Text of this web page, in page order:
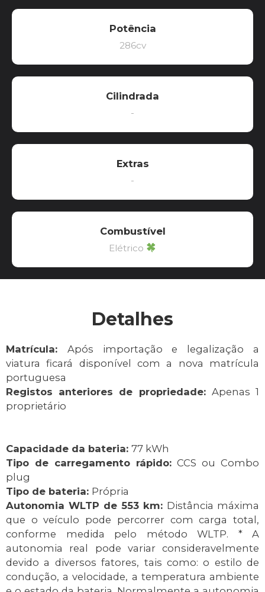
Potência
286cv
Cilindrada
-
Extras
-
Combustível
Elétrico
Detalhes
Matrícula: Após importação e legalização a
viatura ficará disponível com a nova matrícula
portuguesa
Registos anteriores de propriedade: Apenas 1
proprietário
Capacidade da bateria: 77 kWh
Tipo de carregamento rápido:CCS ou Combo
plug
Tipo de bateria: Própria
Autonomia WLTP de 553 km: Distância máxima
que o veículo pode percorrer com carga total,
conforme medida pelo método WLTP. * A
autonomia real pode variar consideravelmente
devido a diversos fatores, tais como: o estilo de
condução, a velocidade, a temperatura ambiente